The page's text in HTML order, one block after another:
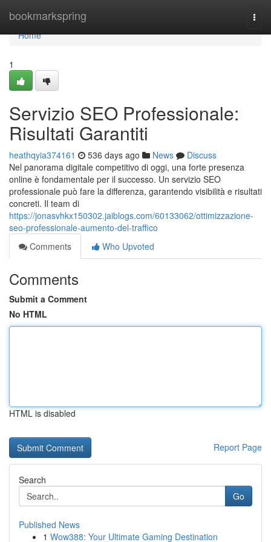
bookmarkspring
Home
Home
1
Servizio SEO Professionale:
Risultati Garantiti
heathqyia374161 536 days ago News
Discuss
Nel panorama digitale competitivo di oggi, una forte presenza
online è fondamentale per il successo. Un servizio SEO
professionale può fare la differenza, garantendo visibilità e risultati
concreti. Il team di
https://jonasvhkx150302.jaiblogs.com/60133062/ottimizzazione-
seo-professionale-aumento-del-traffico
Comments
Who Upvoted
Comments
Submit a Comment
No HTML
HTML is disabled
Report Page
Search
Go
Published News
1 Wow388: Your Ultimate Gaming Destination